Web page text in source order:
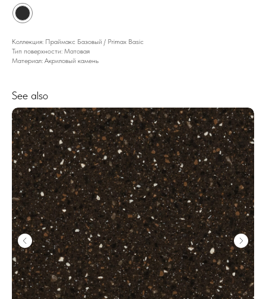
Коллекция: Праймакс Базовый / Primax Basic
Тип поверхности: Матовая
Материал: Акриловый камень
See also